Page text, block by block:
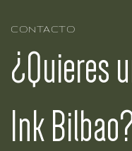
CONTACTO
¿Quieres
Ink